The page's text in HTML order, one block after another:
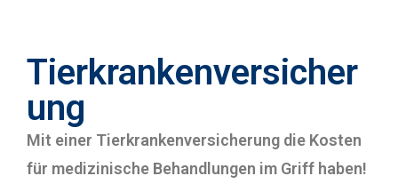
Tierkrankenversicher
ung
Mit einer Tierkrankenversicherung die Kosten
für medizinische Behandlungen im Griff haben!